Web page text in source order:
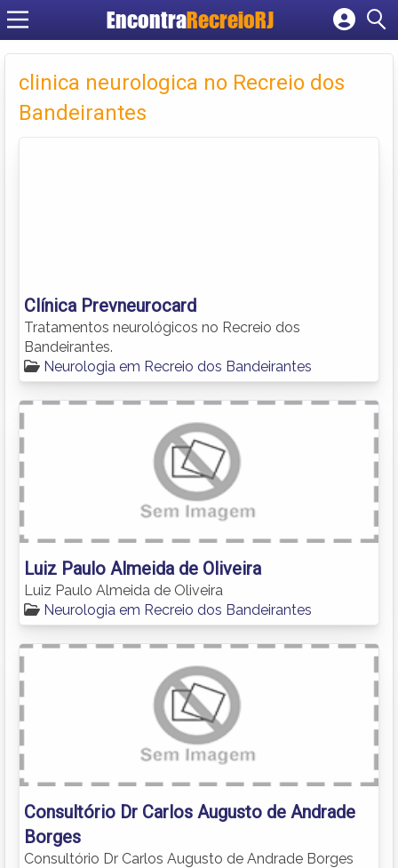
EncontraRecreioRJ
Cadastrar empresa
Criar conta
clinica neurologica no Recreio dos
Bandeirantes
Clínica Prevneurocard
Tratamentos neurológicos no Recreio dos
Bandeirantes.
Neurologia em Recreio dos Bandeirantes
Luiz Paulo Almeida de Oliveira
Luiz Paulo Almeida de Oliveira
Neurologia em Recreio dos Bandeirantes
Consultório Dr Carlos Augusto de Andrade
Borges
Consultório Dr Carlos Augusto de Andrade Borges